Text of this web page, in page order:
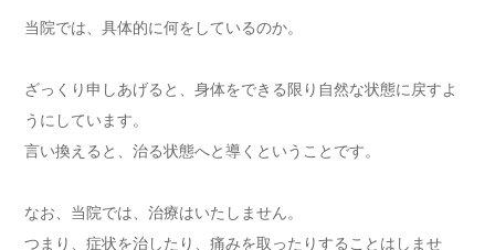
当院では、具体的に何をしているのか。
ざっくり申しあげると、身体をできる限り自然な状態に戻すよ
うにしています。
言い換えると、治る状態へと導くということです。
なお、当院では、治療はいたしません。
つまり、症状を治したり、痛みを取ったりすることはしませ